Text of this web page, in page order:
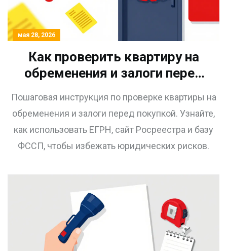
мая 28, 2026
Как проверить квартиру на
обременения и залоги перед
инструкция для вторичного
рынка
Пошаговая инструкция по проверке квартиры на
обременения и залоги перед покупкой. Узнайте,
как использовать ЕГРН, сайт Росреестра и базу
ФССП, чтобы избежать юридических рисков.